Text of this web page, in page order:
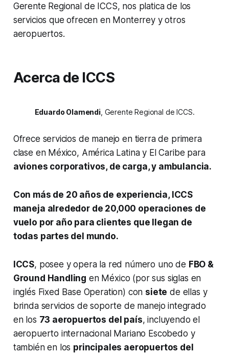
Gerente Regional de ICCS, nos platica de los
servicios que ofrecen en Monterrey y otros
aeropuertos.
Acerca de ICCS
Eduardo Olamendi, Gerente Regional de ICCS.
Ofrece servicios de manejo en tierra de primera
clase en México, América Latina y El Caribe para
aviones corporativos, de carga, y ambulancia.
Con más de 20 años de experiencia, ICCS
maneja alrededor de 20,000 operaciones de
vuelo por año para clientes que llegan de
todas partes del mundo.
ICCS, posee y opera la red número uno de FBO &
Ground Handling en México (por sus siglas en
inglés Fixed Base Operation) con siete de ellas y
brinda servicios de soporte de manejo integrado
en los 73 aeropuertos del país, incluyendo el
aeropuerto internacional Mariano Escobedo y
también en los principales aeropuertos del